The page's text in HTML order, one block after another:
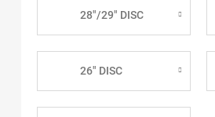
28"/29" DISC
26" DISC